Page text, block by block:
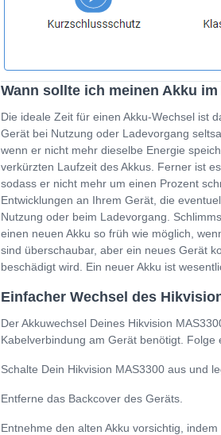
Wann sollte ich meinen Akku
Die ideale Zeit für einen Akku-Wechsel ist
Gerät bei Nutzung oder Ladevorgang
wenn er nicht mehr dieselbe Energie
verkürzten Laufzeit des Akkus. Ferner ist
sodass er nicht mehr um einen Prozent
Entwicklungen an Ihrem Gerät, die
Nutzung oder beim Ladevorgang.
einen neuen Akku so früh wie möglich,
sind überschaubar, aber ein neues Gerät
beschädigt wird. Ein neuer Akku ist
Einfacher Wechsel des
Der Akkuwechsel Deines Hikvision
Kabelverbindung am Gerät benötigt. Folge
Schalte Dein Hikvision MAS3300 aus und
Entferne das Backcover des Geräts.
Entnehme den alten Akku vorsichtig,